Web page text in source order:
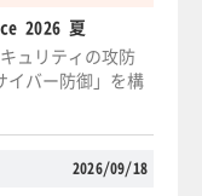
2026 夏
ュリティの攻防
イバー防御」を構
2026/09/18